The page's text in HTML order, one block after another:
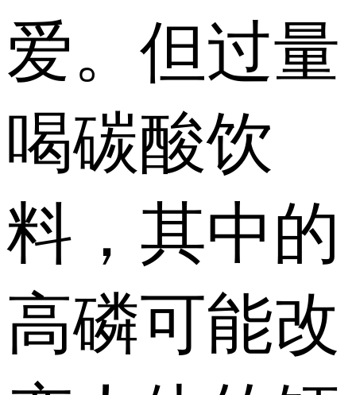
爱。但过量
喝碳酸饮
料，其中的
高磷可能改